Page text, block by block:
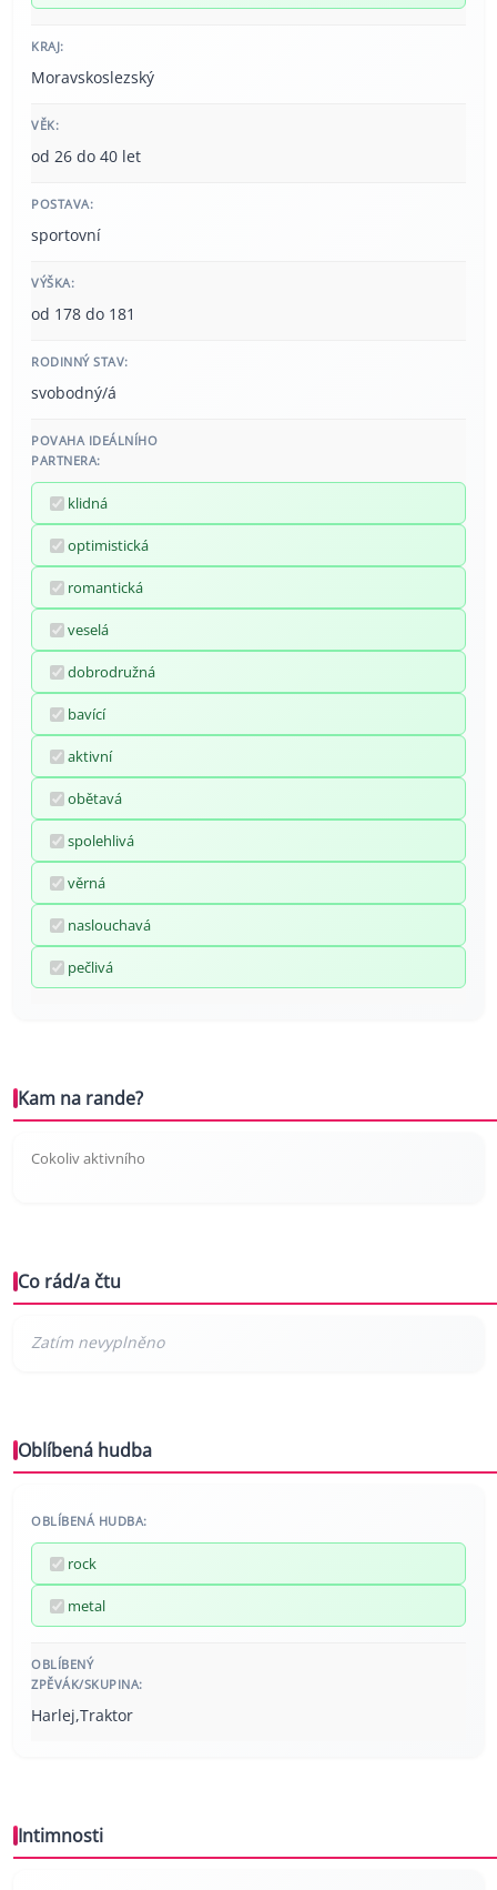
KRAJ:
Moravskoslezský
VĚK:
od 26 do 40 let
POSTAVA:
sportovní
VÝŠKA:
od 178 do 181
RODINNÝ STAV:
svobodný/á
POVAHA IDEÁLNÍHO
PARTNERA:
klidná
optimistická
romantická
veselá
dobrodružná
bavící
aktivní
obětavá
spolehlivá
věrná
naslouchavá
pečlivá
Kam na rande?
Cokoliv aktivního
Co rád/a čtu
Oblíbená hudba
OBLÍBENÁ HUDBA:
rock
metal
OBLÍBENÝ
ZPĚVÁK/SKUPINA:
Harlej,Traktor
Intimnosti